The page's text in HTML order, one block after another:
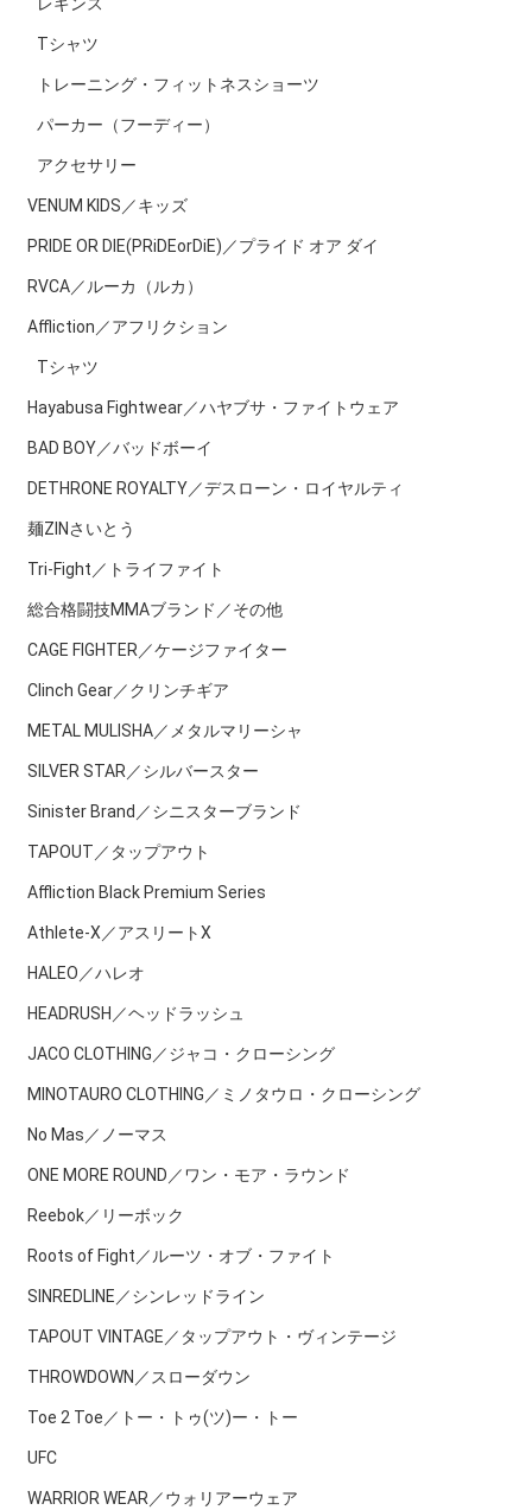
Tシャツ
トレーニング・フィットネスショーツ
パーカー（フーディー）
アクセサリー
VENUM KIDS／キッズ
PRIDE OR DIE(PRiDEorDiE)／プライド オア ダイ
RVCA／ルーカ（ルカ）
Affliction／アフリクション
Tシャツ
Hayabusa Fightwear／ハヤブサ・ファイトウェア
BAD BOY／バッドボーイ
DETHRONE ROYALTY／デスローン・ロイヤルティ
麺ZINさいとう
Tri-Fight／トライファイト
総合格闘技MMAブランド／その他
CAGE FIGHTER／ケージファイター
Clinch Gear／クリンチギア
METAL MULISHA／メタルマリーシャ
SILVER STAR／シルバースター
Sinister Brand／シニスターブランド
TAPOUT／タップアウト
Affliction Black Premium Series
Athlete-X／アスリートX
HALEO／ハレオ
HEADRUSH／ヘッドラッシュ
JACO CLOTHING／ジャコ・クローシング
MINOTAURO CLOTHING／ミノタウロ・クローシング
No Mas／ノーマス
ONE MORE ROUND／ワン・モア・ラウンド
Reebok／リーボック
Roots of Fight／ルーツ・オブ・ファイト
SINREDLINE／シンレッドライン
TAPOUT VINTAGE／タップアウト・ヴィンテージ
THROWDOWN／スローダウン
Toe 2 Toe／トー・トゥ(ツ)ー・トー
UFC
WARRIOR WEAR／ウォリアーウェア